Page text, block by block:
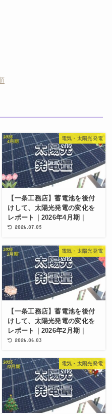
電気・太陽光発電
【一条工務店】蓄電池を後付
けして、太陽光発電の変化を
レポート｜2026年4月期｜
2026.07.05
電気・太陽光発電
【一条工務店】蓄電池を後付
けして、太陽光発電の変化を
レポート｜2026年2月期｜
2026.06.03
電気・太陽光発電